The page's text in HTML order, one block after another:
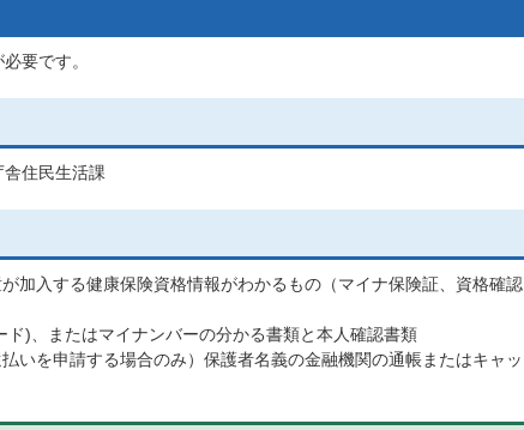
要です。
住民生活課
加入する健康保険資格情報がわかるもの（マイナ保険証、資格確認
)、またはマイナンバーの分かる書類と本人確認書類
いを申請する場合のみ）保護者名義の金融機関の通帳またはキャッ